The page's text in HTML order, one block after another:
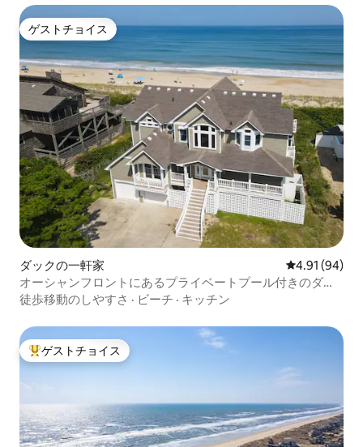
ゲストチョイス
ゲストチョイス
ダックの一軒家 レビュー94
4.91 (94)
オーシャンフロントにあるプライベートプール付きのダッ
ク
徒歩移動のしやすさ · ビーチ · キッチン
大好評のゲストチョイスです。
ゲストチョイス